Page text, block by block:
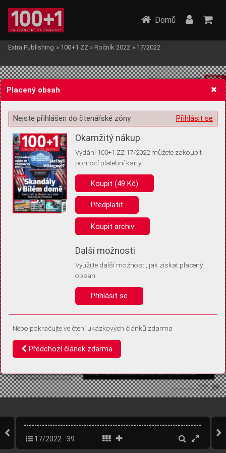
Žádost o souhlas s ukládáním volitelných informací
Pro základní fungování webu nepotřebujeme ukládat žádné informace
(tzv. cookies apod.). Rádi bychom vás ale požádali o souhlas s
uložením volitelných informací:
Anonymní unikátní ID
Díky němu příště poznáme, že se jedná o stejné zařízení, a
Identifikátor je zcela anonymní.
Vaše souhlasy a odmítnutí si ukládáme do vašeho zařízení, abychom se
vás už příště znovu neptali. Můžete je kdykoli později upravit ve Správě
Domů
Extra Publishing » 100+1 ZZ » Ročník 2022 » 17/2022
17/2022 39
Placený obsah
Přihlásit se
Nejste přihlášen do čtenářské zóny
Okamžitý nákup
Vydání 100+1 ZZ 17/2022 můžete zakoupit
pomocí platební karty
Koupit (49 Kč)
Předplatit
Koupit archiv
Další možnosti
Využijte další možnosti, jak získat placený
obsah
Přihlásit se
Nebo pokračujte ve čtení ukázkových článků zdarma
Předchozí článek zdarma